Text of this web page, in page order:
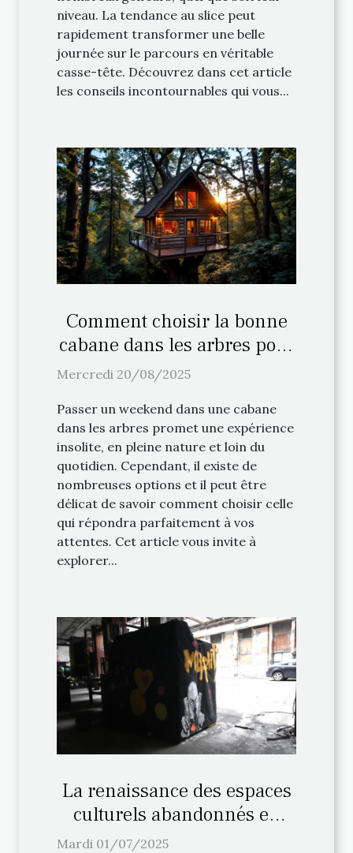
niveau. La tendance au slice peut
rapidement transformer une belle
journée sur le parcours en véritable
casse-tête. Découvrez dans cet article
les conseils incontournables qui vous...
Comment choisir la bonne
cabane dans les arbres pour
votre weekend ?
Mercredi 20/08/2025
Passer un weekend dans une cabane
dans les arbres promet une expérience
insolite, en pleine nature et loin du
quotidien. Cependant, il existe de
nombreuses options et il peut être
délicat de savoir comment choisir celle
qui répondra parfaitement à vos
attentes. Cet article vous invite à
explorer...
La renaissance des espaces
culturels abandonnés en
centres d'art
Mardi 01/07/2025